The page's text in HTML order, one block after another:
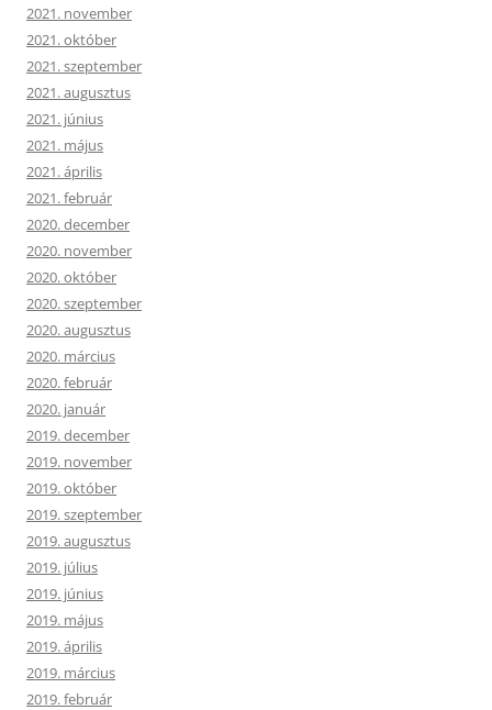
2021. november
2021. október
2021. szeptember
2021. augusztus
2021. június
2021. május
2021. április
2021. február
2020. december
2020. november
2020. október
2020. szeptember
2020. augusztus
2020. március
2020. február
2020. január
2019. december
2019. november
2019. október
2019. szeptember
2019. augusztus
2019. július
2019. június
2019. május
2019. április
2019. március
2019. február